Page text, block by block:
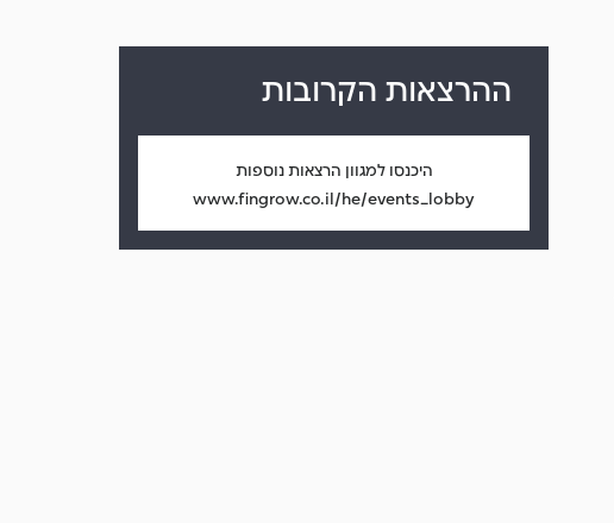
ההרצאות הקרובות
היכנסו למגוון הרצאות נוספות
www.fingrow.co.il/he/events_lobby